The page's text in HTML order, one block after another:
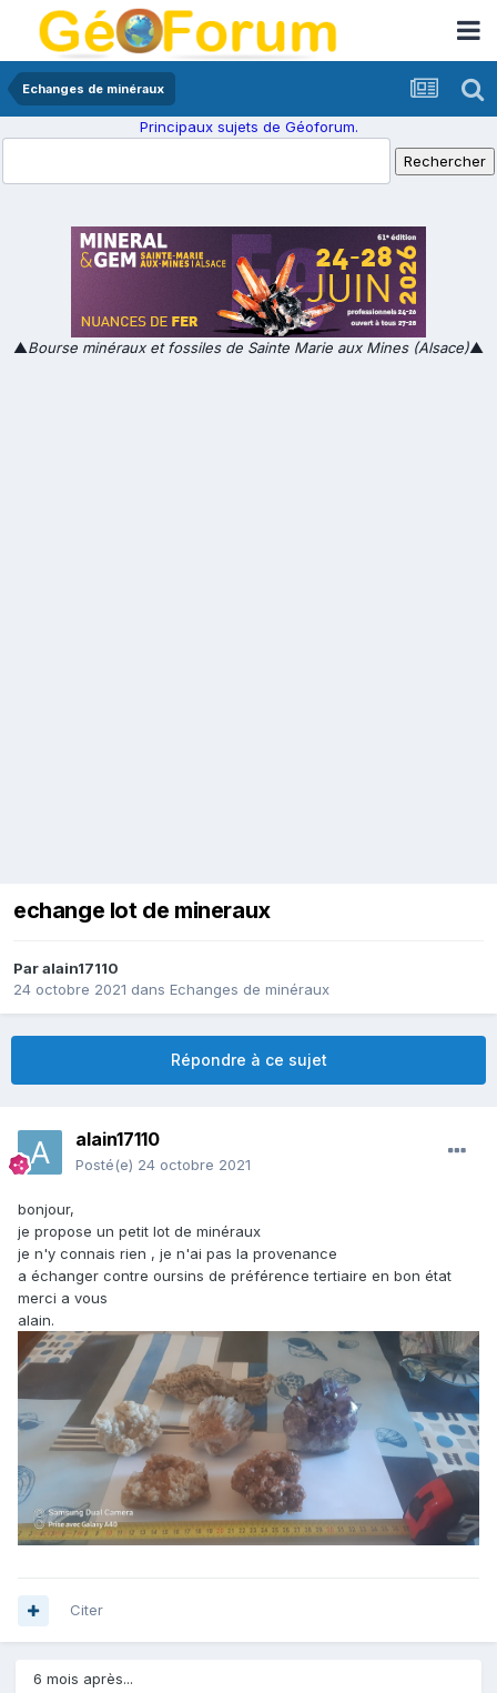
Echanges de minéraux
Principaux sujets de Géoforum.
▲Bourse minéraux et fossiles de Sainte Marie aux Mines (Alsace)▲
echange lot de mineraux
Paralain17110
24 octobre 2021 dans Echanges de minéraux
Répondre à ce sujet
alain17110
Posté(e) 24 octobre 2021
bonjour,
je propose un petit lot de minéraux
je n'y connais rien , je n'ai pas la provenance
a échanger contre oursins de préférence tertiaire en bon état
merci a vous
alain.
Citer
6 mois après...